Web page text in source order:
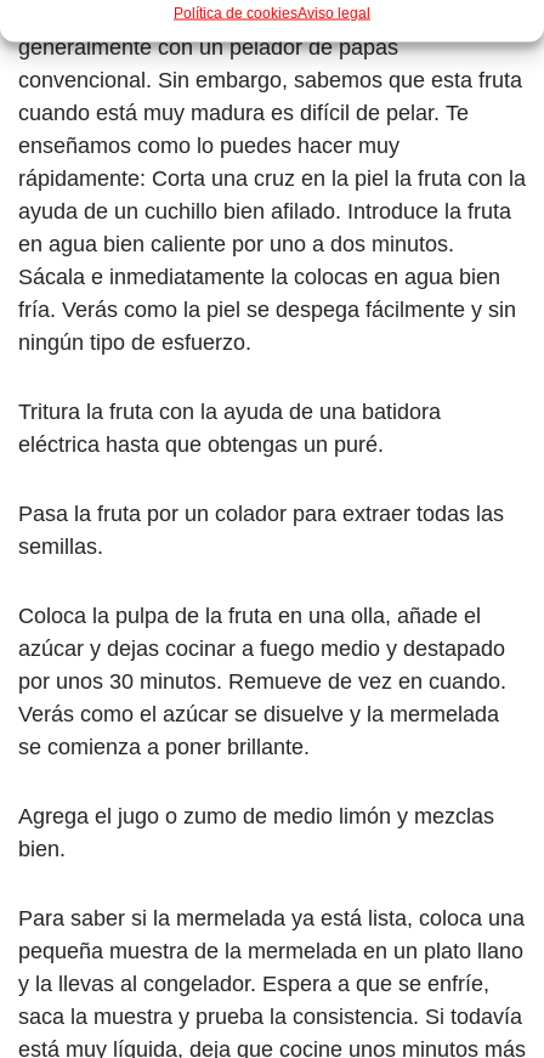
Política de cookiesAviso legal
Lava y pela la fruta. Nosotros lo hacemos
generalmente con un pelador de papas
convencional. Sin embargo, sabemos que esta fruta
cuando está muy madura es difícil de pelar. Te
enseñamos como lo puedes hacer muy
rápidamente: Corta una cruz en la piel la fruta con la
ayuda de un cuchillo bien afilado. Introduce la fruta
en agua bien caliente por uno a dos minutos.
Sácala e inmediatamente la colocas en agua bien
fría. Verás como la piel se despega fácilmente y sin
ningún tipo de esfuerzo.
Tritura la fruta con la ayuda de una batidora
eléctrica hasta que obtengas un puré.
Pasa la fruta por un colador para extraer todas las
semillas.
Coloca la pulpa de la fruta en una olla, añade el
azúcar y dejas cocinar a fuego medio y destapado
por unos 30 minutos. Remueve de vez en cuando.
Verás como el azúcar se disuelve y la mermelada
se comienza a poner brillante.
Agrega el jugo o zumo de medio limón y mezclas
bien.
Para saber si la mermelada ya está lista, coloca una
pequeña muestra de la mermelada en un plato llano
y la llevas al congelador. Espera a que se enfríe,
saca la muestra y prueba la consistencia. Si todavía
está muy líquida, deja que cocine unos minutos más